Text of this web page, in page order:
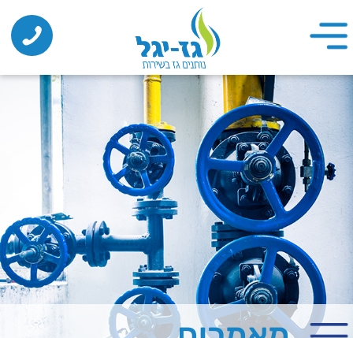
בלון גז 12 ק"ג
חברה המספקת שירותים של אספקת גז
מאמרים